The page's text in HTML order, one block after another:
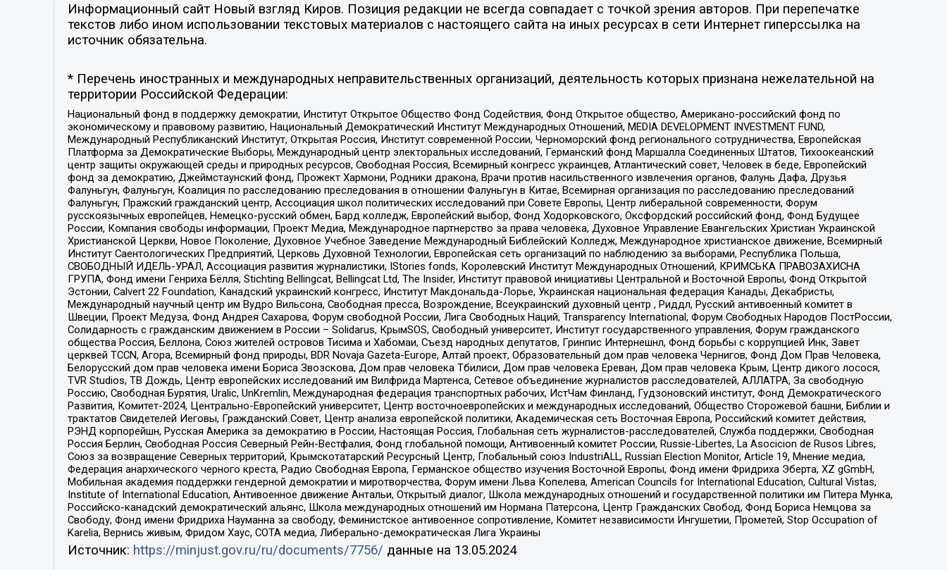
Информационный сайт Новый взгляд Киров. Позиция редакции не всегда совпадает с точкой зрения авторов. При перепечатке
текстов либо ином использовании текстовых материалов с настоящего сайта на иных ресурсах в сети Интернет гиперссылка на
источник обязательна.
* Перечень иностранных и международных неправительственных организаций, деятельность которых признана нежелательной на
территории Российской Федерации:
Национальный фонд в поддержку демократии, Институт Открытое Общество Фонд Содействия, Фонд Открытое общество, Американо-российский фонд по
экономическому и правовому развитию, Национальный Демократический Институт Международных Отношений, MEDIA DEVELOPMENT INVESTMENT FUND,
Международный Республиканский Институт, Открытая Россия, Институт современной России, Черноморский фонд регионального сотрудничества, Европейская
Платформа за Демократические Выборы, Международный центр электоральных исследований, Германский фонд Маршалла Соединенных Штатов, Тихоокеанский
центр защиты окружающей среды и природных ресурсов, Свободная Россия, Всемирный конгресс украинцев, Атлантический совет, Человек в беде, Европейский
фонд за демократию, Джеймстаунский фонд, Прожект Хармони, Родники дракона, Врачи против насильственного извлечения органов, Фалунь Дафа, Друзья
Фалуньгун, Фалуньгун, Коалиция по расследованию преследования в отношении Фалуньгун в Китае, Всемирная организация по расследованию преследований
Фалуньгун, Пражский гражданский центр, Ассоциация школ политических исследований при Совете Европы, Центр либеральной современности, Форум
русскоязычных европейцев, Немецко-русский обмен, Бард колледж, Европейский выбор, Фонд Ходорковского, Оксфордский российский фонд, Фонд Будущее
России, Компания свободы информации, Проект Медиа, Международное партнерство за права человека, Духовное Управление Евангельских Христиан Украинской
Христианской Церкви, Новое Поколение, Духовное Учебное Заведение Международный Библейский Колледж, Международное христианское движение, Всемирный
Институт Саентологических Предприятий, Церковь Духовной Технологии, Европейская сеть организаций по наблюдению за выборами, Республика Польша,
СВОБОДНЫЙ ИДЕЛЬ-УРАЛ, Ассоциация развития журналистики, IStories fonds, Королевский Институт Международных Отношений, КРИМСЬКА ПРАВОЗАХИСНА
ГРУПА, Фонд имени Генриха Бёлля, Stichting Bellingcat, Bellingcat Ltd, The Insider, Институт правовой инициативы Центральной и Восточной Европы, Фонд Открытой
Эстонии, Calvert 22 Foundation, Канадский украинский конгресс, Институт Макдональда-Лорье, Украинская национальная федерация Канады, Декабристы,
Международный научный центр им Вудро Вильсона, Свободная пресса, Возрождение, Всеукраинский духовный центр , Риддл, Русский антивоенный комитет в
Швеции, Проект Медуза, Фонд Андрея Сахарова, Форум свободной России, Лига Свободных Наций, Transparеncy International, Форум Свободных Народов ПостРоссии,
Солидарность с гражданским движением в России – Solidarus, КрымSOS, Свободный университет, Институт государственного управления, Форум гражданского
общества Россия, Беллона, Союз жителей островов Тисима и Хабомаи, Съезд народных депутатов, Гринпис Интернешнл, Фонд борьбы с коррупцией Инк, Завет
церквей TCCN, Агора, Всемирный фонд природы, BDR Novaja Gazeta-Europe, Алтай проект, Образовательный дом прав человека Чернигов, Фонд Дом Прав Человека,
Белорусский дом прав человека имени Бориса Звозскова, Дом прав человека Тбилиси, Дом прав человека Ереван, Дом прав человека Крым, Центр дикого лосося,
TVR Studios, ТВ Дождь, Центр европейских исследований им Вилфрида Мартенса, Сетевое объединение журналистов расследователей, АЛЛАТРА, За свободную
Россию, Свободная Бурятия, Uralic, UnKremlin, Международная федерация транспортных рабочих, ИстЧам Финланд, Гудзоновский институт, Фонд Демократического
Развития, Комитет-2024, Центрально-Европейский университет, Центр восточноевропейских и международных исследований, Общество Сторожевой башни, Библии и
трактатов Свидетелей Иеговы, Гражданский Совет, Центр анализа европейской политики, Академическая сеть Восточная Европа, Российский комитет действия,
РЭНД корпорейшн, Русская Америка за демократию в России, Настоящая Россия, Глобальная сеть журналистов-расследователей, Служба поддержки, Свободная
Россия Берлин, Свободная Россия Северный Рейн-Вестфалия, Фонд глобальной помощи, Антивоенный комитет России, Russie-Libertes, La Asocicion de Rusos Libres,
Союз за возвращение Северных территорий, Крымскотатарский Ресурсный Центр, Глобальный союз IndustriALL, Russian Election Monitor, Article 19, Мнение медиа,
Федерация анархического черного креста, Радио Свободная Европа, Германское общество изучения Восточной Европы, Фонд имени Фридриха Эберта, XZ gGmbH,
Мобильная академия поддержки гендерной демократии и миротворчества, Форум имени Льва Копелева, American Councils for International Education, Cultural Vistas,
Institute of International Education, Антивоенное движение Антальи, Открытый диалог, Школа международных отношений и государственной политики им Питера Мунка,
Российско-канадский демократический альянс, Школа международных отношений им Нормана Патерсона, Центр Гражданских Свобод, Фонд Бориса Немцова за
Свободу, Фонд имени Фридриха Науманна за свободу, Феминистское антивоенное сопротивление, Комитет независимости Ингушетии, Прометей, Stop Occupation of
Karelia, Вернись живым, Фридом Хаус, СОТА медиа, Либерально-демократическая Лига Украины
Источник: https://minjust.gov.ru/ru/documents/7756/ данные на 13.05.2024